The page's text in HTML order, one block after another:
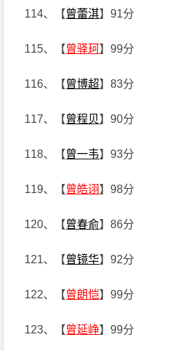
114、【曾蕾淇】91分
115、【曾驿珂】99分
116、【曾博超】83分
117、【曾程贝】90分
118、【曾一韦】93分
119、【曾皓诩】98分
120、【曾春俞】86分
121、【曾镜华】92分
122、【曾朗恺】99分
123、【曾延峥】99分